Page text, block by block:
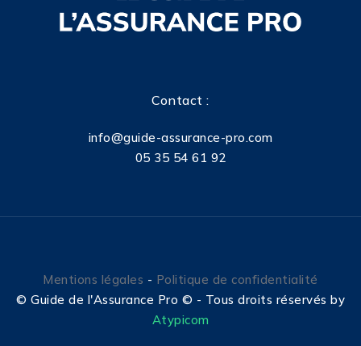
Contact :
info@guide-assurance-pro.com
05 35 54 61 92
Mentions légales - Politique de confidentialité
© Guide de l'Assurance Pro © - Tous droits réservés by
Atypicom